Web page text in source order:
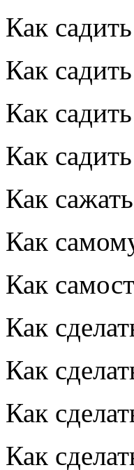
Как
Как
Как
Как
Как
Как
Как
Как
Как
Как
Как